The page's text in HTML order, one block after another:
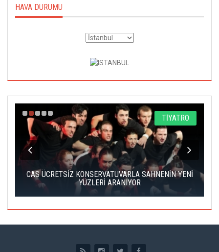
HAVA DURUMU
SİNEMA
ÇATALCA FİLM FESTİVALİ'NDE KISA FİLM
FİNALİSTLERİ AÇIKLANDI